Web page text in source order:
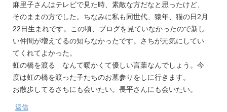
麻里子さんはテレビで見た時、素敵な方だなと思ったけど、
そのままの方でした。ちなみに私も同世代、猿年、猫の日2月
22日生まれです。この頃、ブログを見ていなかったので新し
い仲間が増えてるの知らなかったです。さちが元気にしてい
てくれてよかった。
虹の橋を渡る なんて暖かくて優しい言葉なんでしょう。今
度は虹の橋を渡った子たちのお墓参りをしに行きます。
お散歩してるさちにも会いたい。長平さんにも会いたい。
返信